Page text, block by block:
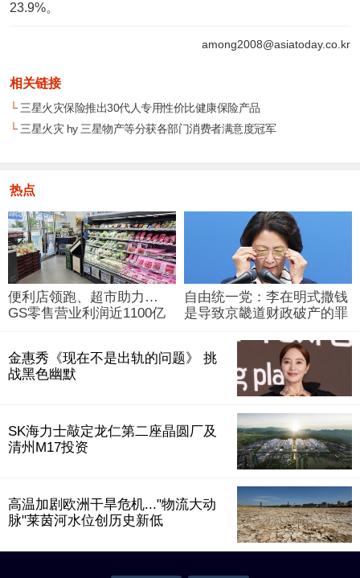
23.9%。
among2008@asiatoday.co.kr
相关链接
└三星火灾保险推出30代人专用性价比健康保险产品
└三星火灾 hy 三星物产等分获各部门消费者满意度冠军
热点
便利店领跑、超市助力…
GS零售营业利润近1100亿
自由统一党：李在明式撒钱
是导致京畿道财政破产的罪
金惠秀《现在不是出轨的问题》 挑
战黑色幽默
SK海力士敲定龙仁第二座晶圆厂及
清州M17投资
高温加剧欧洲干旱危机..."物流大动
脉"莱茵河水位创历史新低